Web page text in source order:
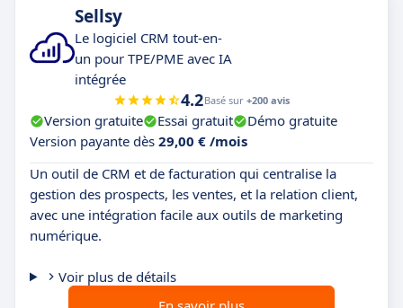
Sellsy
Le logiciel CRM tout-en-
un pour TPE/PME avec IA
intégrée
4.2Basé sur +200 avis
Version gratuite Essai gratuit
Démo gratuite
Version payante dès 29,00 € /mois
Un outil de CRM et de facturation qui centralise la
gestion des prospects, les ventes, et la relation client,
avec une intégration facile aux outils de marketing
numérique.
Voir plus de détails